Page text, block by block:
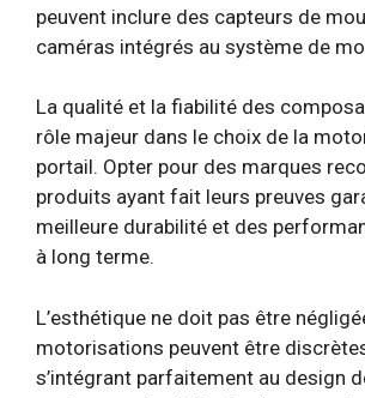
peuvent inclure des capteurs de
caméras intégrés au système de
La qualité et la fiabilité des
rôle majeur dans le choix de la
portail. Opter pour des marques
produits ayant fait leurs preuves
meilleure durabilité et des
à long terme.
L’esthétique ne doit pas être
motorisations peuvent être
s’intégrant parfaitement au design